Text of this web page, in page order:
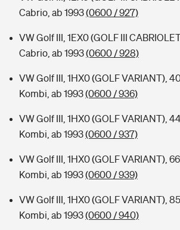
Cabrio, ab 1993(0600 / 927)
VW Golf III, 1EX0 (GOLF III
Cabrio, ab 1993(0600 / 928)
VW Golf III, 1HX0 (GOLF VARIANT),
Kombi, ab 1993(0600 / 936)
VW Golf III, 1HX0 (GOLF VARIANT),
Kombi, ab 1993(0600 / 937)
VW Golf III, 1HX0 (GOLF VARIANT),
Kombi, ab 1993(0600 / 939)
VW Golf III, 1HX0 (GOLF VARIANT),
Kombi, ab 1993(0600 / 940)